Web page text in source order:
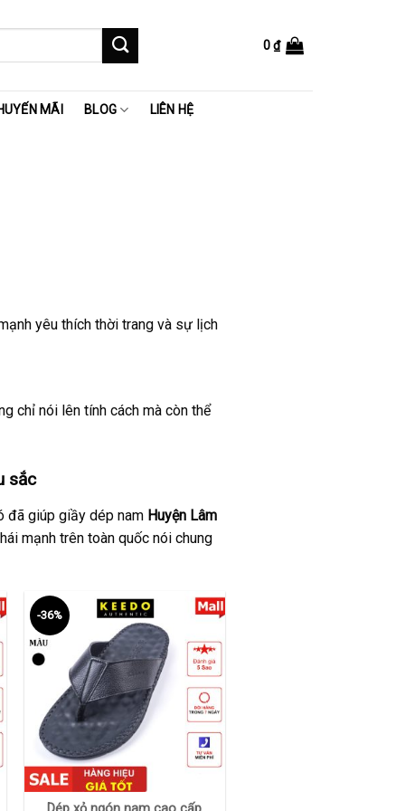
0₫
MÃI BLOG LIÊN HỆ
yêu thích thời trang và sự lịch
chỉ nói lên tính cách mà còn thể
sắc
đã giúp giầy dép nam Huyện Lâm
mạnh trên toàn quốc nói chung
-36%
+